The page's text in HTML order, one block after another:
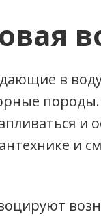
в
и
и